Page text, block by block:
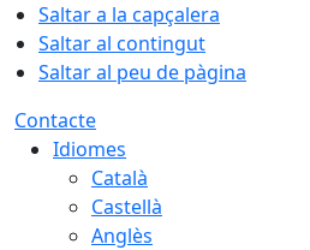
Saltar a la capçalera
Saltar al contingut
Saltar al peu de pàgina
Contacte
Idiomes
Català
Castellà
Anglès